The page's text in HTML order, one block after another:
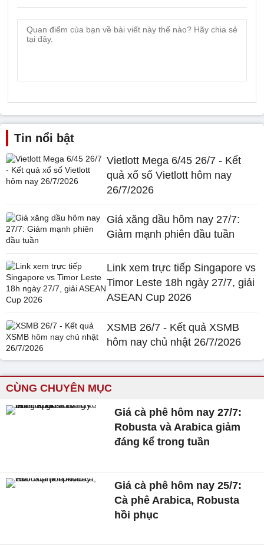
Tin nổi bật
Vietlott Mega 6/45 26/7 - Kết
quả xổ số Vietlott hôm nay
26/7/2026
Giá xăng dầu hôm nay 27/7:
Giảm mạnh phiên đầu tuần
Link xem trực tiếp Singapore vs
Timor Leste 18h ngày 27/7, giải
ASEAN Cup 2026
XSMB 26/7 - Kết quả XSMB
hôm nay chủ nhật 26/7/2026
CÙNG CHUYÊN MỤC
Giá cà phê hôm nay 27/7:
Robusta và Arabica giảm
đáng kể trong tuần
Giá cà phê hôm nay 25/7:
Cà phê Arabica, Robusta
hồi phục